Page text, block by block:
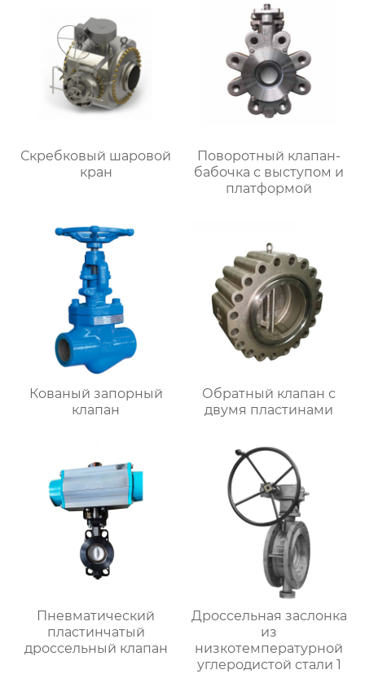
Скребковый шаровой
кран
Поворотный клапан-
бабочка с выступом и
платформой
Кованый запорный
клапан
Обратный клапан с
двумя пластинами
Пневматический
пластинчатый
дроссельный клапан
Дроссельная заслонка
из
низкотемпературной
углеродистой стали 1